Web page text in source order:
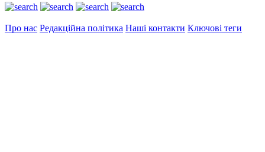
Про нас Редакційна політика Наші контакти Ключові теги